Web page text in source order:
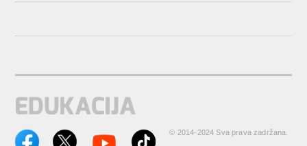
© 2014-2024 Sva prava zadržana.